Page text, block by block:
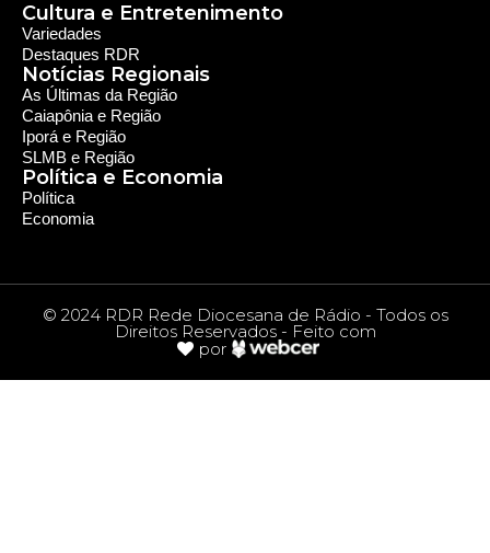
Cultura e Entretenimento
Política e Economia
Notícias Regionais
Política
Economia
As Últimas da Região
Caiapônia e Região
Iporá e Região
SLMB e Região
Variedades
Destaques RDR
© 2024 RDR Rede Diocesana de Rádio - Todos os
Direitos Reservados - Feito com
por